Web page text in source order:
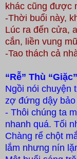
khác cũng được
-Thời buổi này,
Lúc ra đến cửa,
cắn, liền vung
-Tao thách cả
“Rễ” Thù “Giặc”
Ngồi nói chuyện
zợ đứng dậy bảo
- Thôi chúng ta
nhanh quá. Tối
Chàng rể chột
lắm nhưng nín